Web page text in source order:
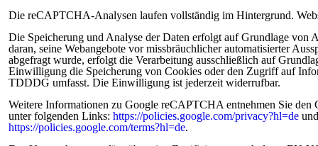
Die reCAPTCHA-Analysen laufen vollständig im Hintergrund.
Die Speicherung und Analyse der Daten erfolgt auf Grundlage von
daran, seine Webangebote vor missbräuchlicher automatisierter
abgefragt wurde, erfolgt die Verarbeitung ausschließlich auf
Einwilligung die Speicherung von Cookies oder den Zugriff auf
TDDDG umfasst. Die Einwilligung ist jederzeit widerrufbar.
Weitere Informationen zu Google reCAPTCHA entnehmen Sie
unter folgenden Links: https://policies.google.com/privacy?hl=de und
https://policies.google.com/terms?hl=de.